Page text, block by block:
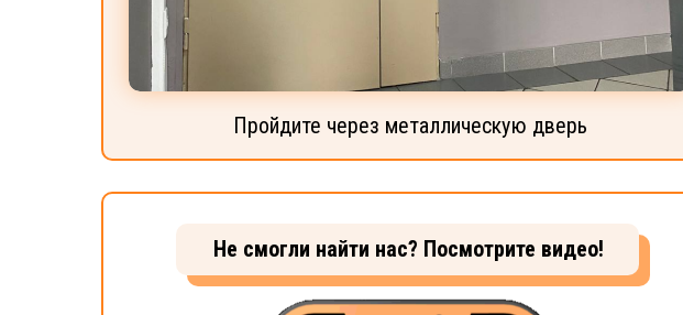
Не смогли найти нас? Посмотрите видео!
Пройдите через металлическую дверь